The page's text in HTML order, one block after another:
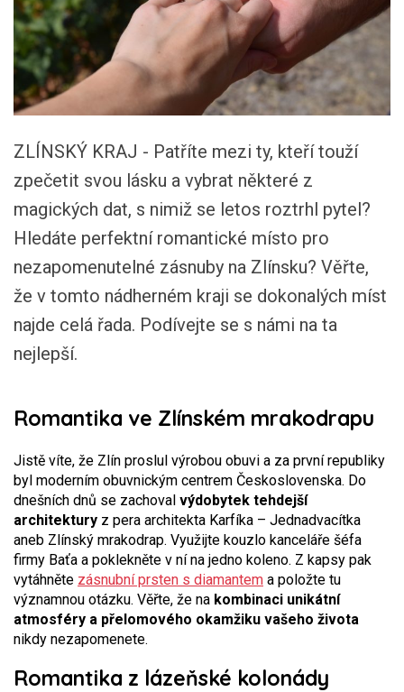
ZLÍNSKÝ KRAJ - Patříte mezi ty, kteří touží
zpečetit svou lásku a vybrat některé z
magických dat, s nimiž se letos roztrhl pytel?
Hledáte perfektní romantické místo pro
nezapomenutelné zásnuby na Zlínsku? Věřte,
že v tomto nádherném kraji se dokonalých míst
najde celá řada. Podívejte se s námi na ta
nejlepší.
Romantika ve Zlínském mrakodrapu
Jistě víte, že Zlín proslul výrobou obuvi a za první republiky
byl moderním obuvnickým centrem Československa. Do
dnešních dnů se zachoval výdobytek tehdejší
architektury z pera architekta Karfíka – Jednadvacítka
aneb Zlínský mrakodrap. Využijte kouzlo kanceláře šéfa
firmy Baťa a poklekněte v ní na jedno koleno. Z kapsy pak
vytáhněte zásnubní prsten s diamantem a položte tu
významnou otázku. Věřte, že na kombinaci unikátní
atmosféry a přelomového okamžiku vašeho života
nikdy nezapomenete.
Romantika z lázeňské kolonády